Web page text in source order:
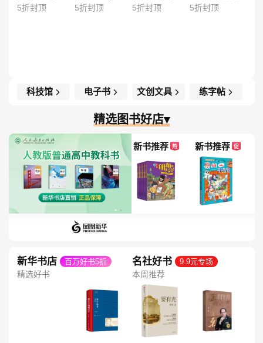
5折封顶 5折封顶 5折封顶 5折封顶
科技馆 电子书 文创文具 练字帖
精选图书好店▾
新书推荐 热 新书推荐 促
新华书店 百万好书5折
精选好书
名社好书 9.9元专场
本周推荐